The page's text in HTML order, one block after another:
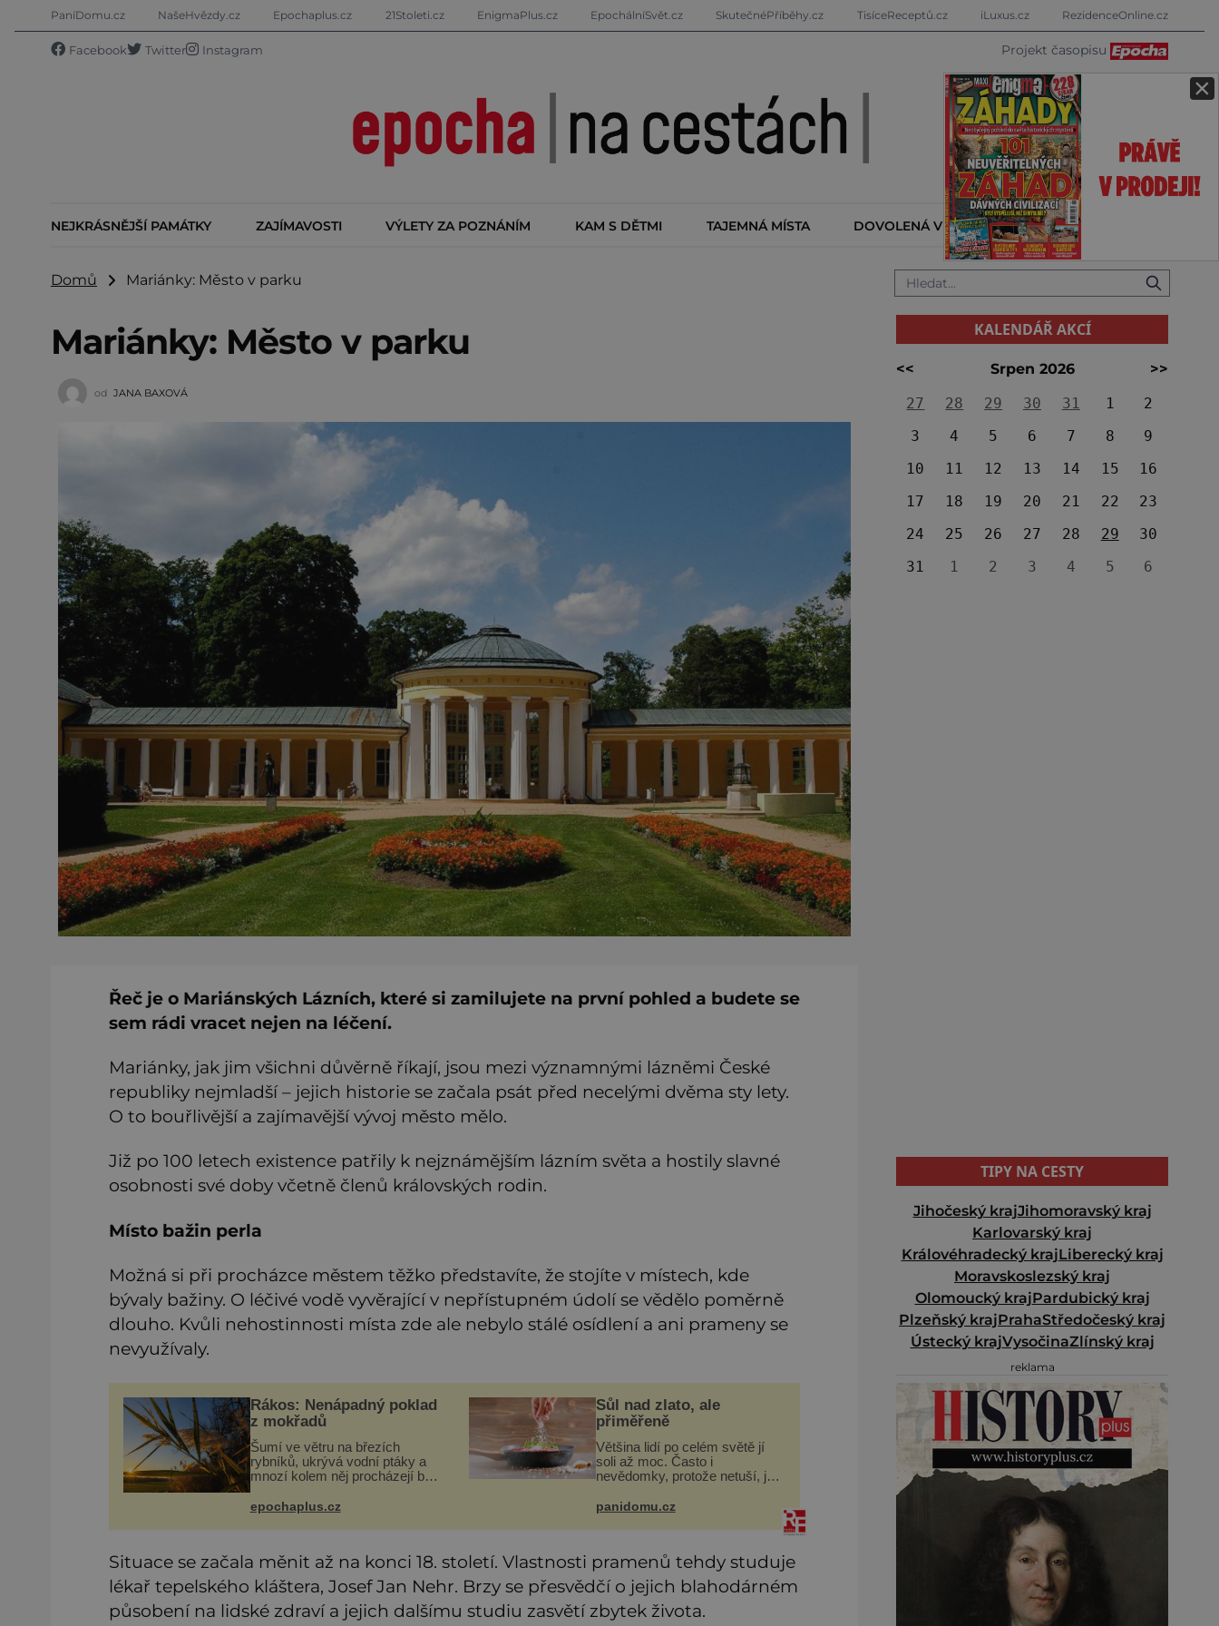
×
PaníDomu.cz NašeHvězdy.cz Epochaplus.cz 21Stoleti.cz EnigmaPlus.cz EpochálníSvět.cz SkutečnéPříběhy.cz TisíceReceptů.cz iLuxus.cz RezidenceOnline.cz
Facebook Twitter Instagram Projekt časopisu
NEJKRÁSNĚJŠÍ PAMÁTKY ZAJÍMAVOSTI VÝLETY ZA POZNÁNÍM KAM S DĚTMI TAJEMNÁ MÍSTA DOVOLENÁ V ZAHRANIČÍ KALENDÁŘ AKCÍ
Domů Mariánky: Město v parku
Mariánky: Město v parku
od JANA BAXOVÁ
Řeč je o Mariánských Lázních, které si zamilujete na první pohled a budete se
sem rádi vracet nejen na léčení.
Mariánky, jak jim všichni důvěrně říkají, jsou mezi významnými lázněmi České
republiky nejmladší – jejich historie se začala psát před necelými dvěma sty lety.
O to bouřlivější a zajímavější vývoj město mělo.
Již po 100 letech existence patřily k nejznámějším lázním světa a hostily slavné
osobnosti své doby včetně členů královských rodin.
Místo bažin perla
Možná si při procházce městem těžko představíte, že stojíte v místech, kde
bývaly bažiny. O léčivé vodě vyvěrající v nepřístupném údolí se vědělo poměrně
dlouho. Kvůli nehostinnosti místa zde ale nebylo stálé osídlení a ani prameny se
nevyužívaly.
Rákos: Nenápadný poklad
z mokřadů
Šumí ve větru na březích
rybníků, ukrývá vodní ptáky a
mnozí kolem něj procházejí bez
povšimnutí. Přesto právě rákos
pomáhal stavět domy, vyrábět
inspiroval řadu pověstí.
epochaplus.cz
Sůl nad zlato, ale
přiměřeně
Většina lidí po celém světě jí
soli až moc. Často i
nevědomky, protože netuší, jak
průmyslově vyráběných
sladkých. Sůl je zdravá
panidomu.cz
Situace se začala měnit až na konci 18. století. Vlastnosti pramenů tehdy studuje
lékař tepelského kláštera, Josef Jan Nehr. Brzy se přesvědčí o jejich blahodárném
působení na lidské zdraví a jejich dalšímu studiu zasvětí zbytek života.
KALENDÁŘ AKCÍ
<< Srpen 2026
>>
27
28 29 30 31 1
2
3
4 5 6 7 8
9
10
11 12 13 14 15
16
17
18 19 20 21 22
23
24
25 26 27 28 29
30
31
1 2 3 4 5 6
TIPY NA CESTY
Jihočeský krajJihomoravský kraj
Karlovarský kraj
Královéhradecký krajLiberecký kraj
Moravskoslezský kraj
Olomoucký krajPardubický kraj
Plzeňský krajPrahaStředočeský kraj
Ústecký krajVysočinaZlínský kraj
reklama